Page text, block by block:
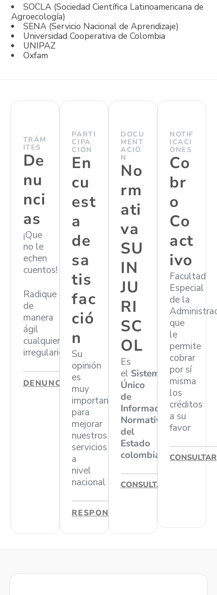
SOCLA (Sociedad Científica Latinoamericana de
Agroecología)
SENA (Servicio Nacional de Aprendizaje)
Universidad Cooperativa de Colombia
UNIPAZ
Oxfam
TRÁM
ITES
De
nu
nci
as
¡Que
no le
echen
cuentos!
Radique
de
manera
ágil
cualquier
irregularidad
DENUNCIAR
PARTI
CIPA
CIÓN
En
cu
est
a
de
sa
tis
fac
ció
n
Su
opinión
es
muy
importante
para
mejorar
nuestros
servicios
a
nivel
nacional
RESPONDER
DOCU
MENT
ACIÓ
N
No
rm
ati
va
SU
IN
JU
RI
SC
OL
Es
el Sistema
Único
de
Información
Normativa
del
Estado
colombiano
CONSULTAR
NOTIF
ICACI
ONES
Co
br
o
Co
act
ivo
Facultad
Especial
de la
que
le
permite
cobrar
por sí
misma
los
créditos
a su
favor
CONSULTAR